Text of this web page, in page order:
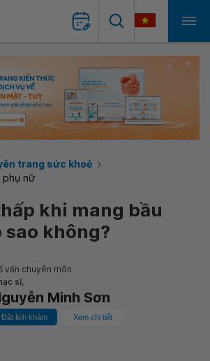
trang sức khoẻ
phụ nữ
khi mang bầu
sao không?
vấn chuyên môn
sĩ,
Minh Sơn
Đặt lịch khám Xem chi tiết